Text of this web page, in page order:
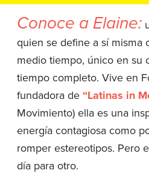
Conoce a Elaine:
quien se define a sí misma
medio tiempo, único en su
tiempo completo. Vive en
fundadora de “Latinas in
Movimiento) ella es una
energía contagiosa como
romper estereotipos. Pero
día para otro.